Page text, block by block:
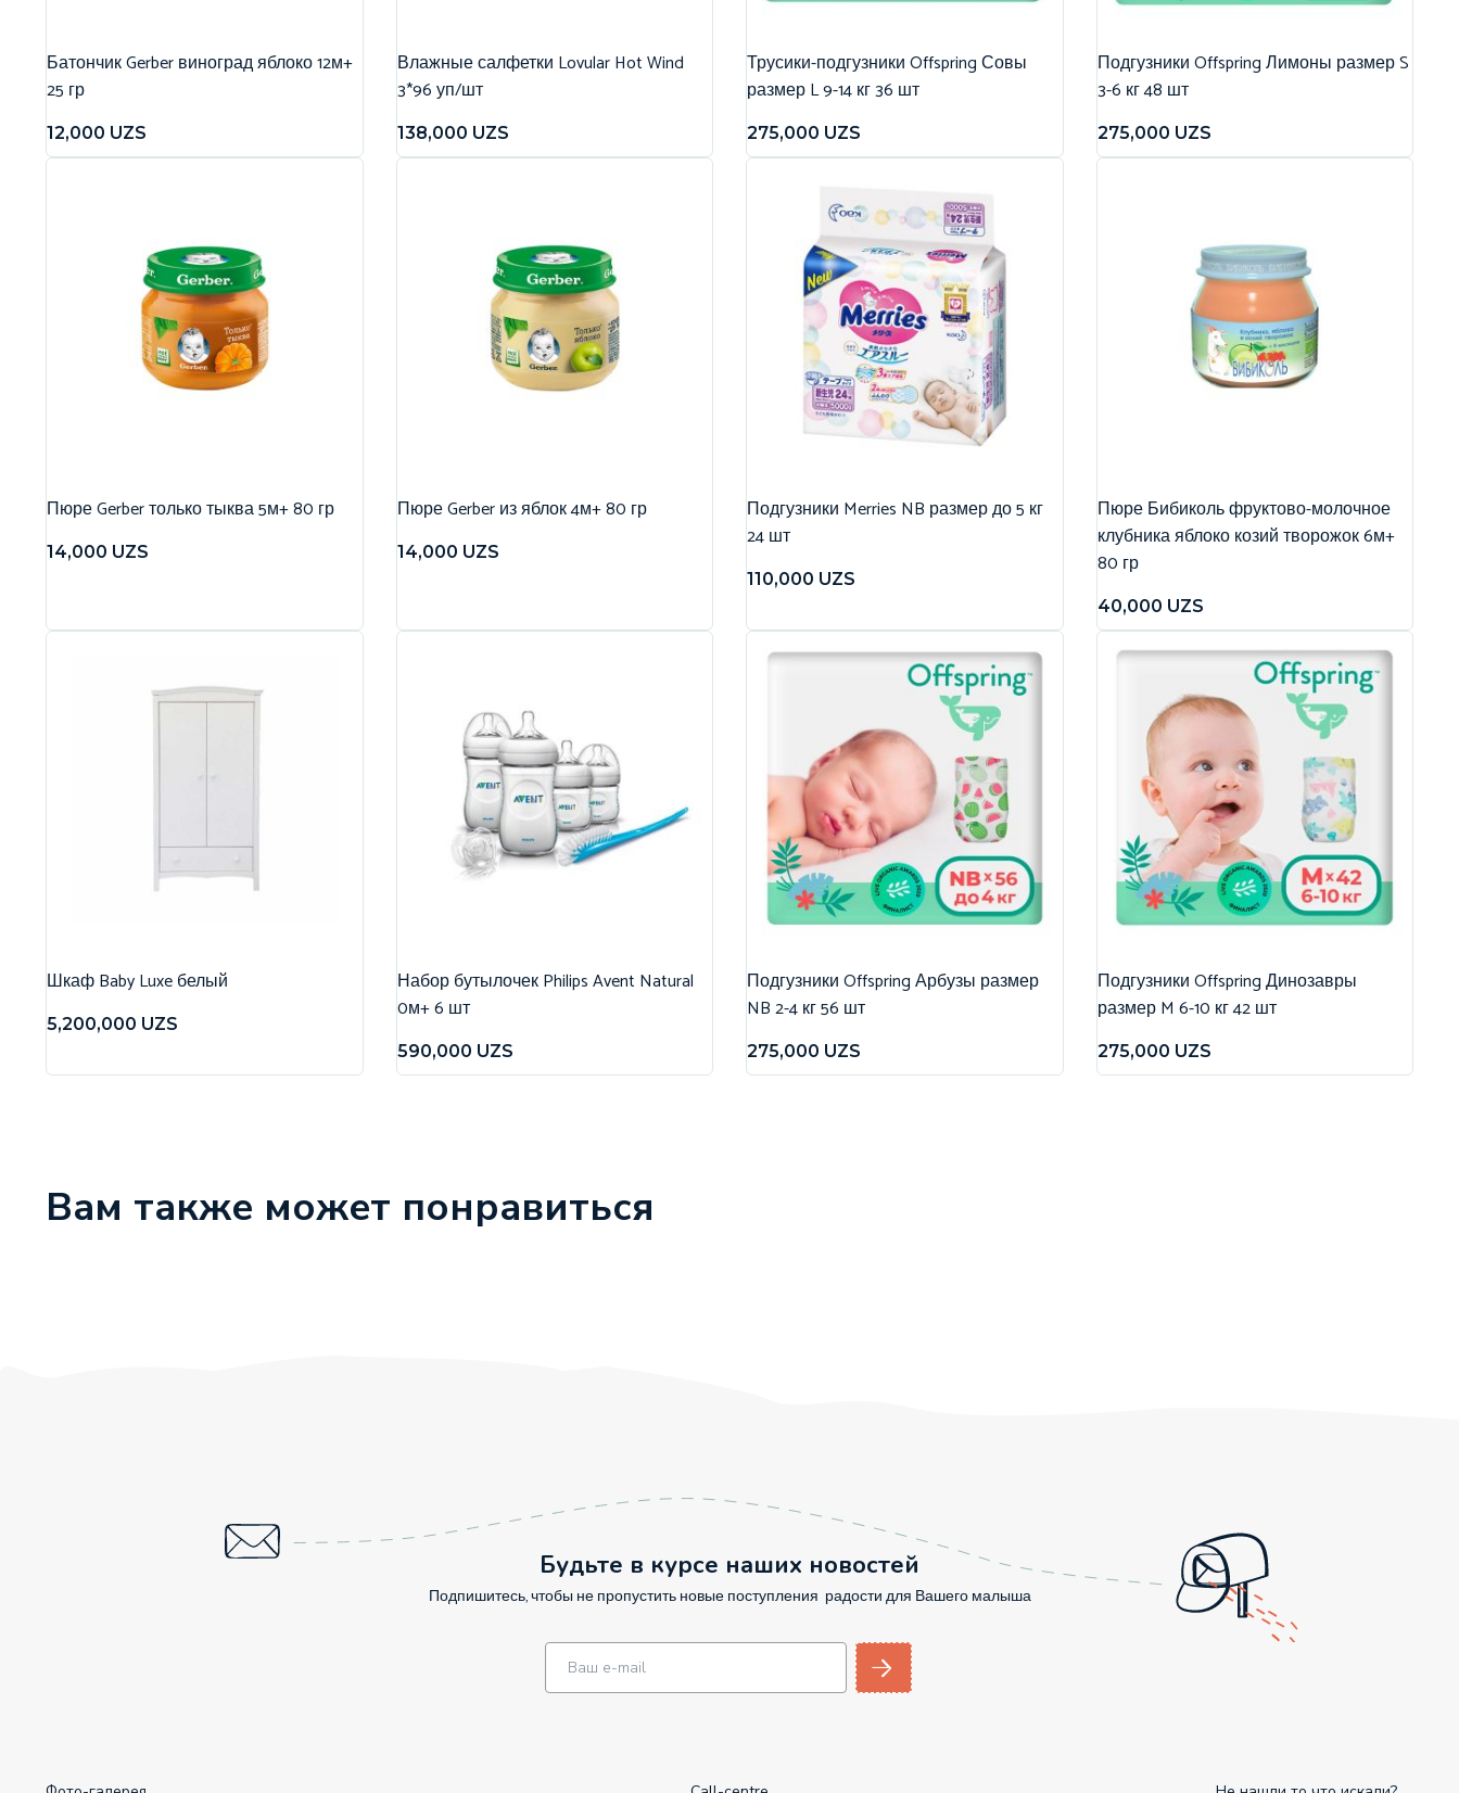
Батончик Gerber виноград яблоко 12м+
25 гр
12,000 UZS
Влажные салфетки Lovular Hot Wind
3*96 уп/шт
138,000 UZS
Трусики-подгузники Offspring Совы
размер L 9-14 кг 36 шт
275,000 UZS
Подгузники Offspring Лимоны размер S
3-6 кг 48 шт
275,000 UZS
Пюре Gerber только тыква 5м+ 80 гр
14,000 UZS
Пюре Gerber из яблок 4м+ 80 гр
14,000 UZS
Подгузники Merries NB размер до 5 кг
24 шт
110,000 UZS
Пюре Бибиколь фруктово-молочное
клубника яблоко козий творожок 6м+
80 гр
40,000 UZS
Шкаф Baby Luxe белый
5,200,000 UZS
Набор бутылочек Philips Avent Natural
0м+ 6 шт
590,000 UZS
Подгузники Offspring Арбузы размер
NB 2-4 кг 56 шт
275,000 UZS
Подгузники Offspring Динозавры
размер M 6-10 кг 42 шт
275,000 UZS
Вам также может понравиться
Будьте в курсе наших новостей
Подпишитесь, чтобы не пропустить новые поступления радости для Вашего малыша